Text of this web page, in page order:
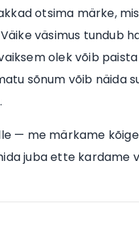
otsima märke,
väsimus tundub
olek võib
sõnum võib näida
— me märkame kõige
juba ette kardame